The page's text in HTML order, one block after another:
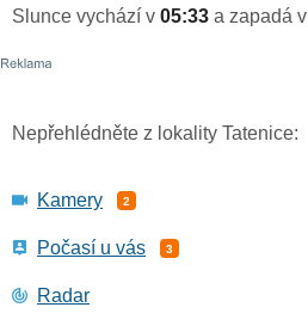
Slunce vychází v 05:33 a zapadá v
Nepřehlédněte z lokality Tatenice:
Kamery 2
Počasí u vás 3
Radar